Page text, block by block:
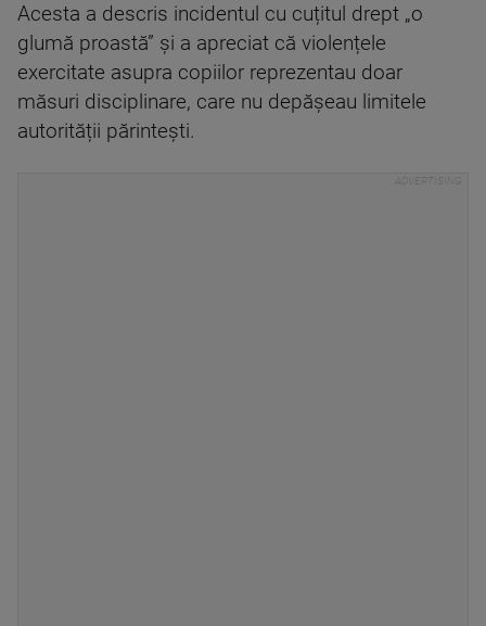
Acesta a descris incidentul cu cuțitul drept „o
glumă proastă” și a apreciat că violențele
exercitate asupra copiilor reprezentau doar
măsuri disciplinare, care nu depășeau limitele
autorității părintești.